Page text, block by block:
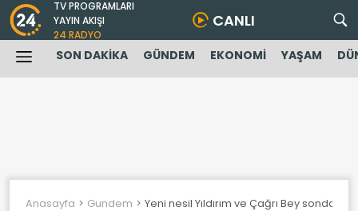
TV PROGRAMLARI
YAYIN AKIŞI
24 RADYO
CANLI
SON DAKİKA GÜNDEM EKONOMİ YAŞAM
Anasayfa Gundem Yeni nesil Yıldırım ve Çağrı Bey sondaj